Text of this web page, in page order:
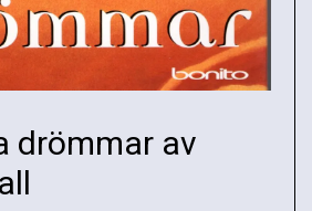
drömmar av